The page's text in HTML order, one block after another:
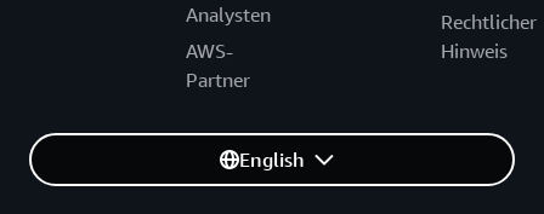
Analysten
AWS-
Partner
Rechtlicher
Hinweis
English